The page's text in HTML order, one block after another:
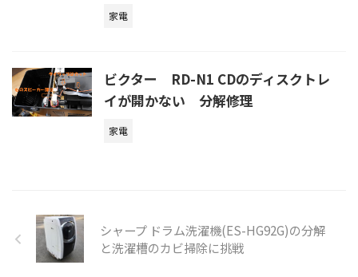
家電
ビクター RD-N1 CDのディスクトレ
イが開かない 分解修理
家電
シャープ ドラム洗濯機(ES-HG92G)の分解
と洗濯槽のカビ掃除に挑戦